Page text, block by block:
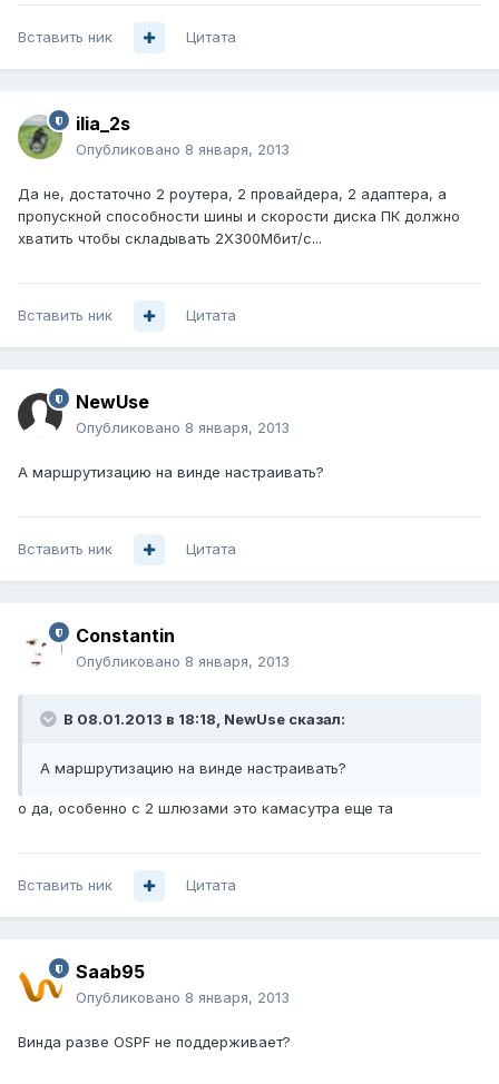
Вставить ник Цитата
ilia_2s
Опубликовано 8 января, 2013
Да не, достаточно 2 роутера, 2 провайдера, 2 адаптера, а
пропускной способности шины и скорости диска ПК должно
хватить чтобы складывать 2Х300Мбит/с...
Вставить ник Цитата
NewUse
Опубликовано 8 января, 2013
А маршрутизацию на винде настраивать?
Вставить ник Цитата
Constantin
Опубликовано 8 января, 2013
В 08.01.2013 в 18:18, NewUse сказал:
А маршрутизацию на винде настраивать?
о да, особенно с 2 шлюзами это камасутра еще та
Вставить ник Цитата
Saab95
Опубликовано 8 января, 2013
Винда разве OSPF не поддерживает?